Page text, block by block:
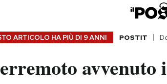
ARTICOLO HA PIÙ DI 9 ANNI POSTIT
avvenuto